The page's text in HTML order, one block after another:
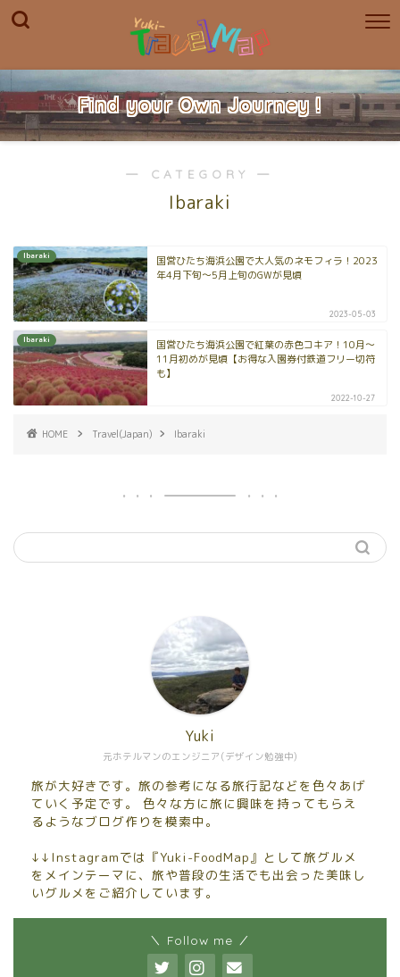
Find your Own Journey !
― CATEGORY ―
Ibaraki
Ibaraki
国営ひたち海浜公園で大人気のネモフィラ！2023
年4月下旬〜5月上旬のGWが見頃
2023-05-03
Ibaraki
国営ひたち海浜公園で紅葉の赤色コキア！10月〜
11月初めが見頃【お得な入園券付鉄道フリー切符
も】
2022-10-27
HOME Travel(Japan) Ibaraki
元ホテルマンのエンジニア(デザイン勉強中)
Yuki
旅が大好きです。旅の参考になる旅行記などを色々あげ
ていく予定です。 色々な方に旅に興味を持ってもらえ
るようなブログ作りを模索中。
↓↓Instagramでは『Yuki-FoodMap』として旅グルメ
をメインテーマに、旅や普段の生活でも出会った美味し
いグルメをご紹介しています。
＼ Follow me ／